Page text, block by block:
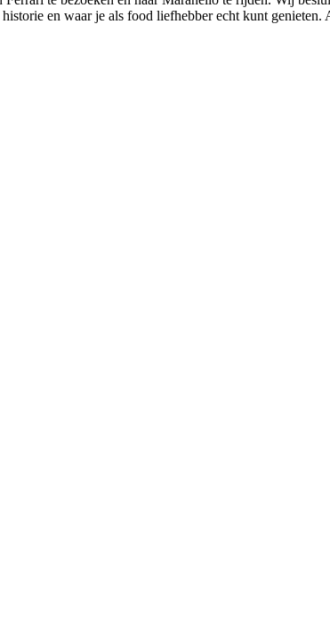
en waar je als food liefhebber echt kunt genieten.